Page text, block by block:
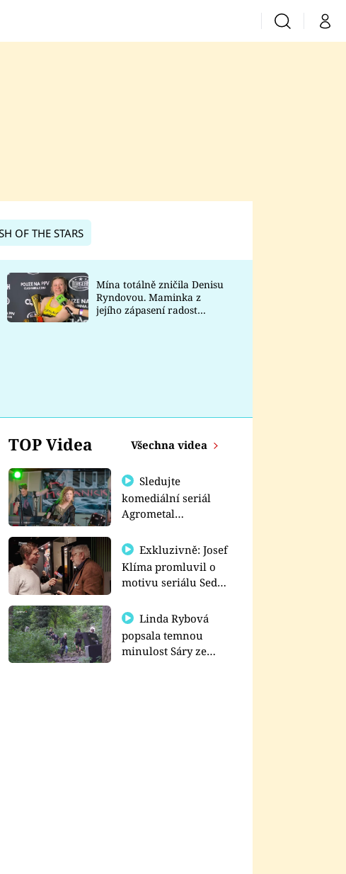
VyhledáváníMůj
Prima Lajk
Sledujte nás
OF THE STARS
Mína totálně zničila Denisu
Ryndovou. Maminka z
jejího zápasení radost
TOP Videa Všechna videa
Sledujte
komediální seriál
Agrometal
prima+
Exkluzivně: Josef
Klíma promluvil o
motivu seriálu Sedm
Linda Rybová
popsala temnou
minulost Sáry ze